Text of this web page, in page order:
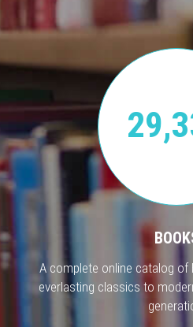
A complete online catalog of
everlasting classics to